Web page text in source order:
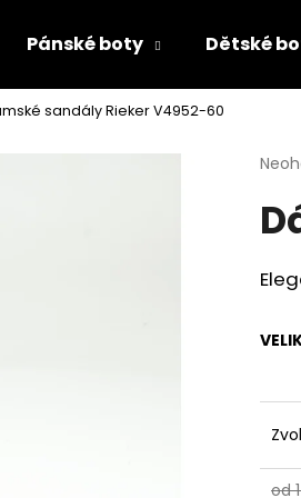
Pánské boty Dětské
sandály Rieker V4952-60
je
z
5
od
Co potřebujete najít?
DÁMSKÉ ŽABKY TAMARIS 1-27509-46